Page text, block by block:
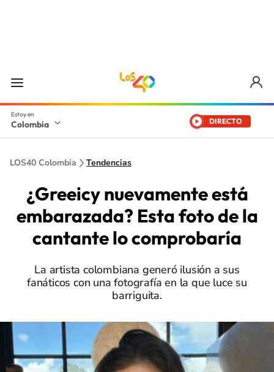
Colombia DIRECTO
LOS40 Colombia Tendencias
¿Greeicy nuevamente está
embarazada? Esta foto de la
cantante lo comprobaría
La artista colombiana generó ilusión a sus
fanáticos con una fotografía en la que luce su
barriguita.